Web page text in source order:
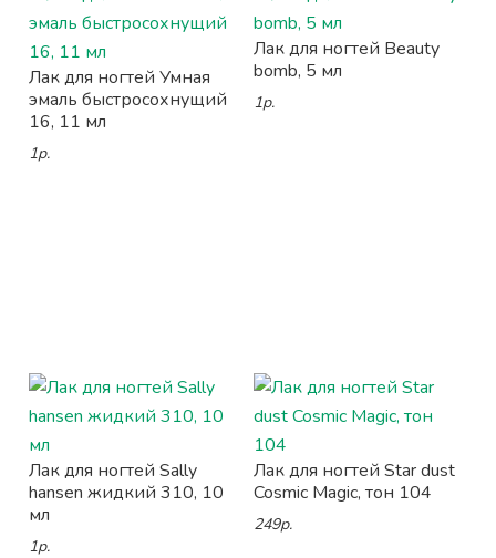
Лак для ногтей Умная
эмаль быстросохнущий
16, 11 мл
1р.
Лак для ногтей Beauty
bomb, 5 мл
1р.
Лак для ногтей Sally
hansen жидкий 310, 10
мл
1р.
Лак для ногтей Star dust
Cosmic Magic, тон 104
249р.